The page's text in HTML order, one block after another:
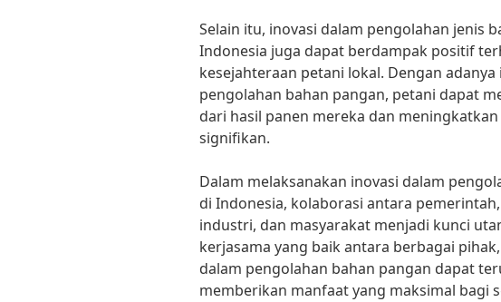
Selain itu, inovasi dalam pengolahan jenis
Indonesia juga dapat berdampak positif
kesejahteraan petani lokal. Dengan adanya
pengolahan bahan pangan, petani dapat
dari hasil panen mereka dan
signifikan.
Dalam melaksanakan inovasi dalam
di Indonesia, kolaborasi antara
industri, dan masyarakat menjadi kunci
kerjasama yang baik antara berbagai
dalam pengolahan bahan pangan dapat
memberikan manfaat yang maksimal bagi